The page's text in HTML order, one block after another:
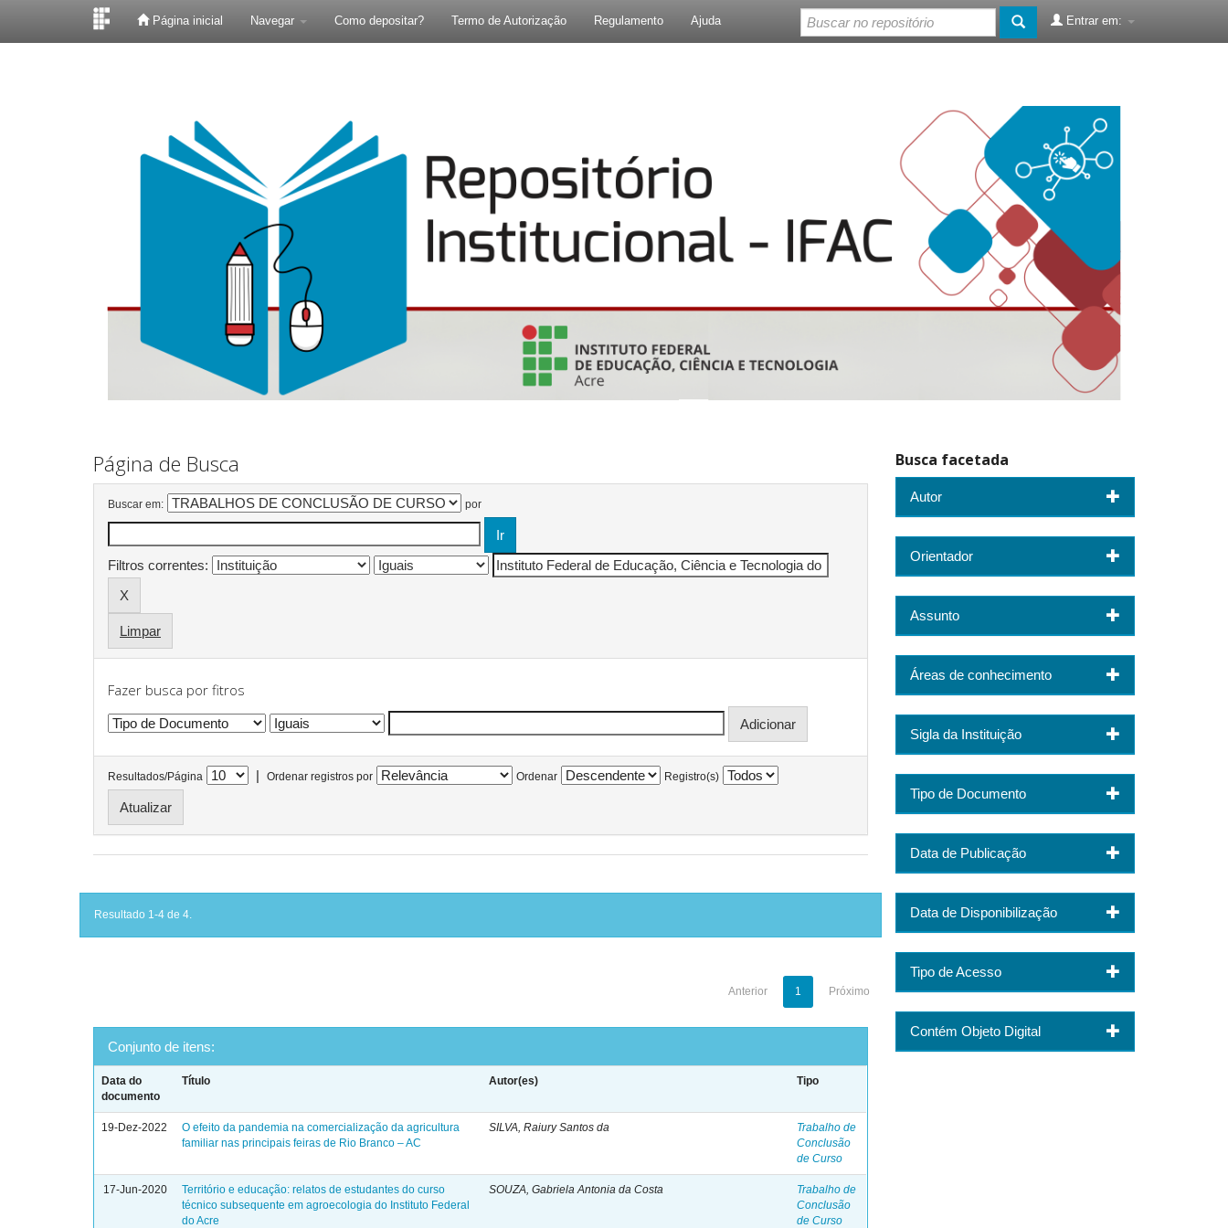
Página inicial Navegar Como depositar? Termo de Autorização Regulamento Ajuda Entrar em:
Página de Busca
Buscar em: por
Filtros correntes:
Limpar
Fazer busca por fitros
Resultados/Página | Ordenar registros por Ordenar Registro(s)
Resultado 1-4 de 4.
Anterior 1 Próximo
Conjunto de itens:
Data do
documento
Título Autor(es) Tipo
19-Dez-2022
O efeito da pandemia na comercialização da agricultura
familiar nas principais feiras de Rio Branco – AC
SILVA, Raiury Santos da
Trabalho de
Conclusão
de Curso
17-Jun-2020
Território e educação: relatos de estudantes do curso
técnico subsequente em agroecologia do Instituto Federal
do Acre
SOUZA, Gabriela Antonia da Costa
Trabalho de
Conclusão
de Curso
Busca facetada
Autor
Orientador
Assunto
Áreas de conhecimento
Sigla da Instituição
Tipo de Documento
Data de Publicação
Data de Disponibilização
Tipo de Acesso
Contém Objeto Digital